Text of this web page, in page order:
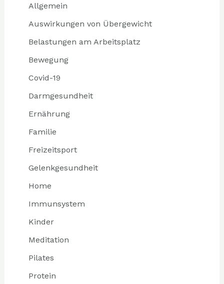
Allgemein
Auswirkungen von Übergewicht
Belastungen am Arbeitsplatz
Bewegung
Covid-19
Darmgesundheit
Ernährung
Familie
Freizeitsport
Gelenkgesundheit
Home
Immunsystem
Kinder
Meditation
Pilates
Protein